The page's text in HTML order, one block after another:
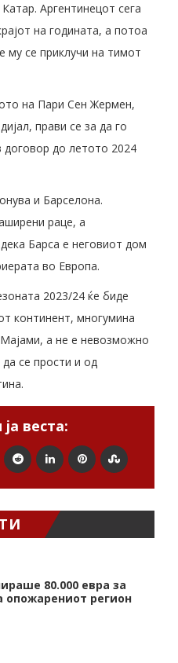
Аргентинецот сега
на годината, а потоа
му се приклучи на тимот
на Пари Сен Жермен,
прави се за да го
до летото 2024
и Барселона.
раце, а
Барса е неговиот дом
во Европа.
2023/24 ќе биде
континент, многумина
а не е невозможно
се прости и од
веста:
80.000 евра за
опожарениот регион